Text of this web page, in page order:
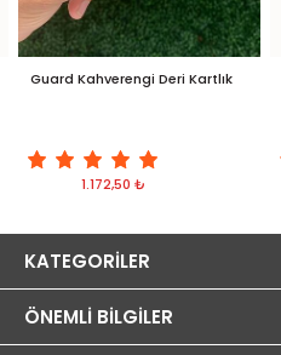
Guard Kahverengi Deri Kartlık
1.172,50 ₺
KATEGORILER
ÖNEMLI BILGILER